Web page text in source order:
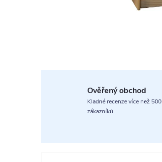
Ověřený obchod
Kladné recenze více než 500
zákazníků